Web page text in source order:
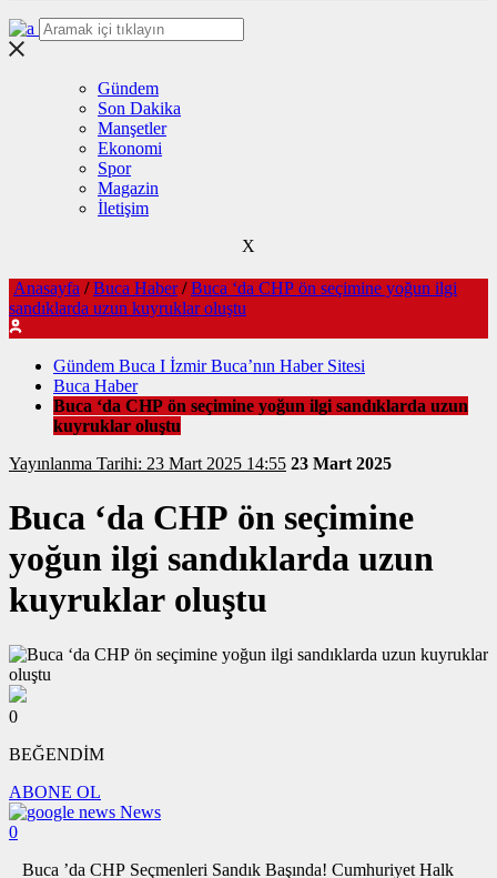
Gündem
Son Dakika
Manşetler
Ekonomi
Spor
Magazin
İletişim
X
Anasayfa / Buca Haber / Buca ‘da CHP ön seçimine yoğun ilgi
sandıklarda uzun kuyruklar oluştu
Gündem Buca I İzmir Buca’nın Haber Sitesi
Buca Haber
Buca ‘da CHP ön seçimine yoğun ilgi sandıklarda uzun
kuyruklar oluştu
Yayınlanma Tarihi: 23 Mart 2025 14:55 23 Mart 2025
Buca ‘da CHP ön seçimine
yoğun ilgi sandıklarda uzun
kuyruklar oluştu
0
BEĞENDİM
ABONE OL
News
0
Buca ’da CHP Seçmenleri Sandık Başında! Cumhuriyet Halk